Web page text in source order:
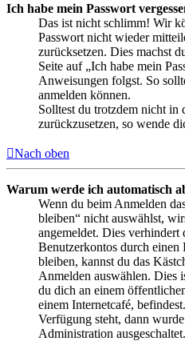
Ich habe mein Passwort
Das ist nicht schlimm! Wir
Passwort nicht wieder
zurücksetzen. Dies machst
Seite auf „Ich habe mein
Anweisungen folgst. So
anmelden können.
Solltest du trotzdem nicht in
zurückzusetzen, so wende
Nach oben
Warum werde ich automatisch
Wenn du beim Anmelden
bleiben“ nicht auswählst,
angemeldet. Dies verhindert
Benutzerkontos durch
bleiben, kannst du das
Anmelden auswählen. Dies
du dich an einem
einem Internetcafé,
Verfügung steht, dann
Administration ausgeschaltet.